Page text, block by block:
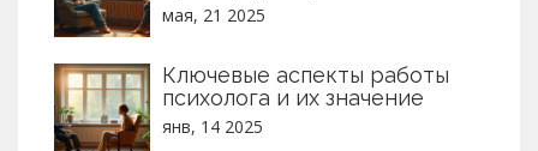
мая, 21 2025
Ключевые аспекты работы
психолога и их значение
янв, 14 2025